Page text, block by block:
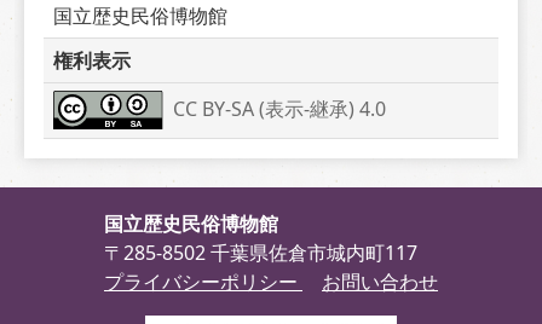
国立歴史民俗博物館
権利表示
CC BY-SA (表示-継承) 4.0
国立歴史民俗博物館
〒285-8502 千葉県佐倉市城内町117
プライバシーポリシー
お問い合わせ